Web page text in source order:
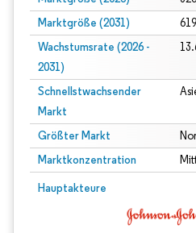
Marktgröße (2031)
Wachstumsrate (2026 -
2031)
Schnellstwachsender
Markt
Größter Markt
Marktkonzentration
Hauptakteure
Bild © Mordor Intelligence.